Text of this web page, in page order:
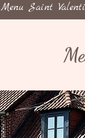
Menu Saint